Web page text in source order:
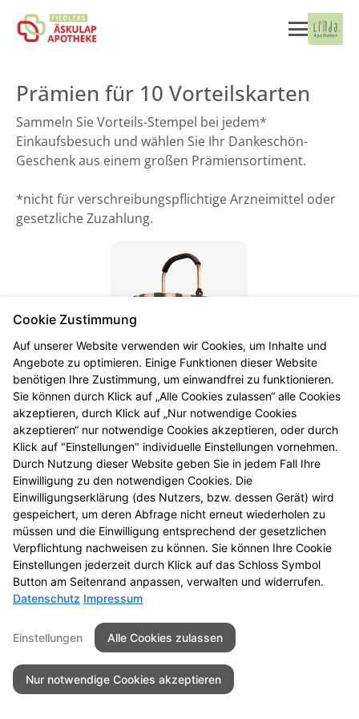
Prämien für 10 Vorteilskarten
Sammeln Sie Vorteils-Stempel bei jedem*
Einkaufsbesuch und wählen Sie Ihr Dankeschön-
Geschenk aus einem großen Prämiensortiment.
*nicht für verschreibungspflichtige Arzneimittel oder
gesetzliche Zuzahlung.
Reisenthel Carrybag
classic, z.B. Variante
Leo macchiato
Seitenübersicht Kontakt
Impressum
Datenschutz
Barrierefreiheit
© 2026 Äskulap Apotheke
Cookie Zustimmung
Auf unserer Website verwenden wir Cookies, um Inhalte und
Angebote zu optimieren. Einige Funktionen dieser Website
benötigen Ihre Zustimmung, um einwandfrei zu funktionieren.
Sie können durch Klick auf „Alle Cookies zulassen“ alle Cookies
akzeptieren, durch Klick auf „Nur notwendige Cookies
akzeptieren“ nur notwendige Cookies akzeptieren, oder durch
Klick auf "Einstellungen" individuelle Einstellungen vornehmen.
Durch Nutzung dieser Website geben Sie in jedem Fall Ihre
Einwilligung zu den notwendigen Cookies. Die
Einwilligungserklärung (des Nutzers, bzw. dessen Gerät) wird
gespeichert, um deren Abfrage nicht erneut wiederholen zu
müssen und die Einwilligung entsprechend der gesetzlichen
Verpflichtung nachweisen zu können. Sie können Ihre Cookie
Einstellungen jederzeit durch Klick auf das Schloss Symbol
Button am Seitenrand anpassen, verwalten und widerrufen.
Datenschutz Impressum
Einstellungen Alle Cookies zulassen
Nur notwendige Cookies akzeptieren